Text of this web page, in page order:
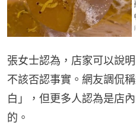
張女士認為，店家可以說
不該否認事實。網友調侃
白」，但更多人認為是店
的。